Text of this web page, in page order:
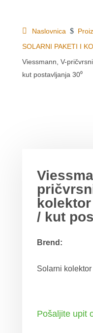
Naslovnica $
SOLARNI PAKETI I
Viessmann, V-
kut postavljanja 30⁰
/ kut
Brend:
Solarni kolektor
Pošaljite upit